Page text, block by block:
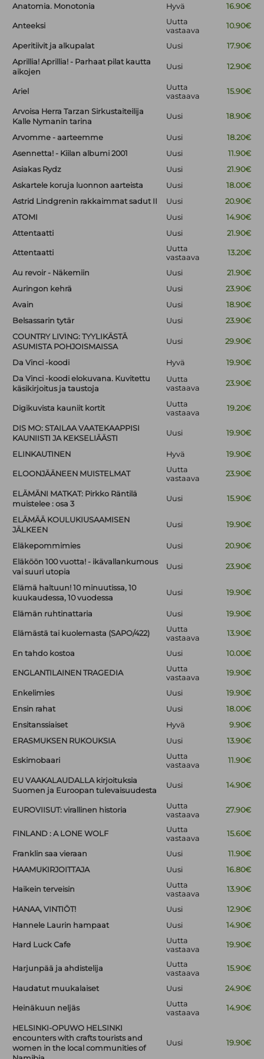
Anatomia. Monotonia
Hyvä 16.90€
Anteeksi
Uutta
vastaava
10.90€
Aperitiivit ja alkupalat Uusi
17.90€
Aprillia! Aprillia! - Parhaat pilat kautta
aikojen
Uusi 12.90€
Ariel
Uutta
vastaava
15.90€
Arvoisa Herra Tarzan Sirkustaiteilija
Kalle Nymanin tarina
Uusi 18.90€
Arvomme - aarteemme Uusi
18.20€
Asennetta! - Kiilan albumi 2001
Uusi
11.90€
Asiakas Rydz
Uusi
21.90€
Askartele koruja luonnon aarteista
Uusi
18.00€
Astrid Lindgrenin rakkaimmat sadut II
Uusi
20.90€
ATOMI
Uusi
14.90€
Attentaatti
Uusi 21.90€
Attentaatti
Uutta
vastaava
13.20€
Au revoir - Näkemiin Uusi
21.90€
Auringon kehrä
Uusi
23.90€
Avain
Uusi
18.90€
Belsassarin tytär
Uusi
23.90€
COUNTRY LIVING: TYYLIKÄSTÄ
ASUMISTA POHJOISMAISSA
Uusi 29.90€
Da Vinci -koodi Hyvä
19.90€
Da Vinci -koodi elokuvana. Kuvitettu
käsikirjoitus ja taustoja
Uutta
vastaava
23.90€
Digikuvista kauniit kortit
Uutta
vastaava
19.20€
DIS MO: STAILAA VAATEKAAPPISI
KAUNIISTI JA KEKSELIÄÄSTI
Uusi 19.90€
ELINKAUTINEN Hyvä 19.90€
ELOONJÄÄNEEN MUISTELMAT
Uutta
vastaava
23.90€
ELÄMÄNI MATKAT: Pirkko Räntilä
muistelee : osa 3
Uusi 15.90€
ELÄMÄÄ KOULUKIUSAAMISEN
JÄLKEEN
Uusi 19.90€
Eläkepommimies Uusi
20.90€
Eläköön 100 vuotta! - ikävallankumous
vai suuri utopia
Uusi 23.90€
Elämä haltuun! 10 minuutissa, 10
kuukaudessa, 10 vuodessa
Uusi 19.90€
Elämän ruhtinattaria Uusi 19.90€
Elämästä tai kuolemasta (SAPO/422)
Uutta
vastaava
13.90€
En tahdo kostoa Uusi 10.00€
ENGLANTILAINEN TRAGEDIA
Uutta
vastaava
19.90€
Enkelimies Uusi
19.90€
Ensin rahat
Uusi
18.00€
Ensitanssiaiset
Hyvä
9.90€
ERASMUKSEN RUKOUKSIA
Uusi 13.90€
Eskimobaari
Uutta
vastaava
11.90€
EU VAAKALAUDALLA kirjoituksia
Suomen ja Euroopan tulevaisuudesta
Uusi 14.90€
EUROVIISUT: virallinen historia
Uutta
vastaava
27.90€
FINLAND : A LONE WOLF
Uutta
vastaava
15.60€
Franklin saa vieraan Uusi
11.90€
HAAMUKIRJOITTAJA
Uusi 16.80€
Haikein terveisin
Uutta
vastaava
13.90€
HANAA, VINTIÖT! Uusi
12.90€
Hannele Laurin hampaat
Uusi 14.90€
Hard Luck Cafe
Uutta
vastaava
19.90€
Harjunpää ja ahdistelija
Uutta
vastaava
15.90€
Haudatut muukalaiset Uusi 24.90€
Heinäkuun neljäs
Uutta
vastaava
14.90€
HELSINKI-OPUWO HELSINKI
encounters with crafts tourists and
women in the local communities of
Uusi 19.90€